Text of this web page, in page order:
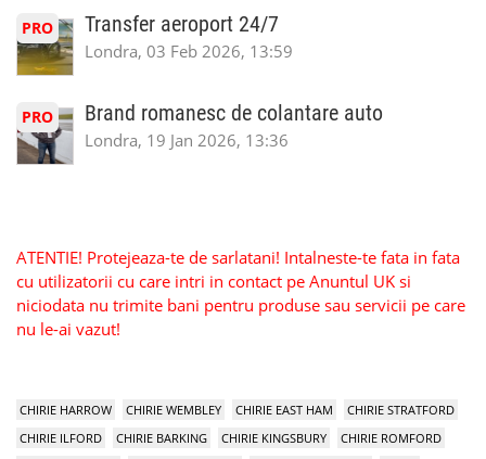
PRO Transfer aeroport 24/7
Londra, 03 Feb 2026, 13:59
PRO Brand romanesc de colantare auto
Londra, 19 Jan 2026, 13:36
ATENTIE! Protejeaza-te de sarlatani! Intalneste-te fata in fata
cu utilizatorii cu care intri in contact pe Anuntul UK si
niciodata nu trimite bani pentru produse sau servicii pe care
nu le-ai vazut!
CHIRIE HARROW CHIRIE WEMBLEY CHIRIE EAST HAM
CHIRIE STRATFORD
CHIRIE ILFORD
CHIRIE BARKING CHIRIE KINGSBURY
CHIRIE ROMFORD